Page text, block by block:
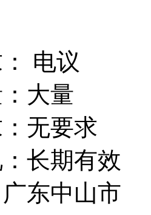
电议
大量
无要求
长期有效
东中山市